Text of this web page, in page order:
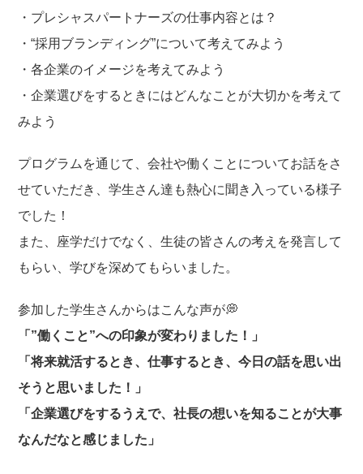
・プレシャスパートナーズの仕事内容とは？
・“採用ブランディング”について考えてみよう
・各企業のイメージを考えてみよう
・企業選びをするときにはどんなことが大切かを考えて
みよう
プログラムを通じて、会社や働くことについてお話をさ
せていただき、学生さん達も熱心に聞き入っている様子
でした！
また、座学だけでなく、生徒の皆さんの考えを発言して
もらい、学びを深めてもらいました。
参加した学生さんからはこんな声が💭
「”働くこと”への印象が変わりました！」
「将来就活するとき、仕事するとき、今日の話を思い出
そうと思いました！」
「企業選びをするうえで、社長の想いを知ることが大事
なんだなと感じました」